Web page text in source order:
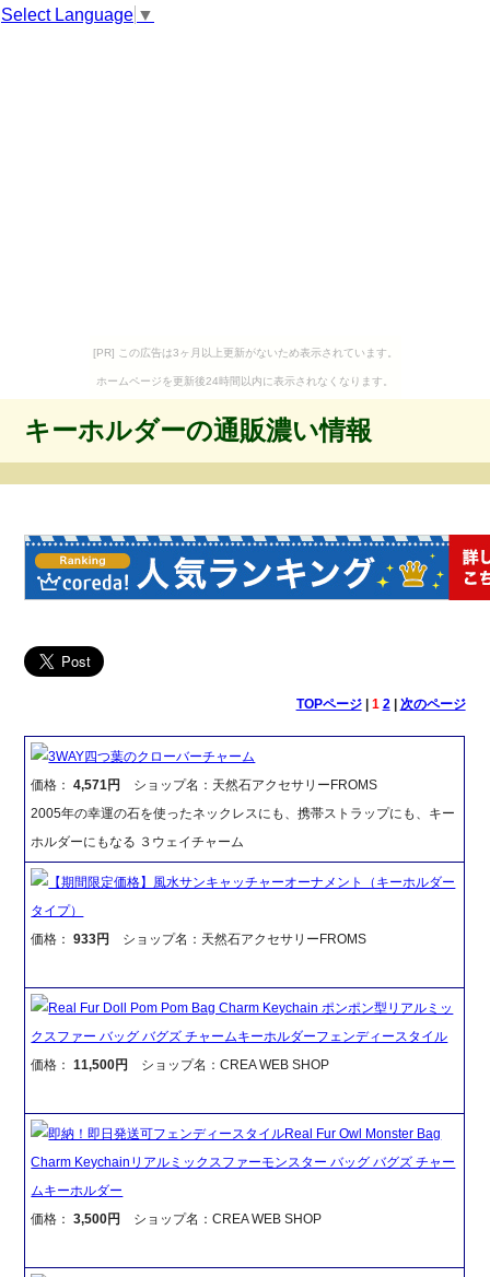
Select Language ▼
[PR] この広告は3ヶ月以上更新がないため表示されています。
ホームページを更新後24時間以内に表示されなくなります。
キーホルダーの通販濃い情報
TOPページ| 1 2| 次のページ
3WAY四つ葉のクローバーチャーム
価格：4,571円
ショップ名：天然石アクセサリーFROMS
2005年の幸運の石を使ったネックレスにも、携帯ストラップにも、キー
ホルダーにもなる ３ウェイチャーム
【期間限定価格】風水サンキャッチャーオーナメント（キーホルダー
タイプ）
価格：933円 ショップ名：天然石アクセサリーFROMS
Real Fur Doll Pom Pom Bag Charm Keychain ポンポン型リアルミッ
クスファー バッグ バグズ チャームキーホルダーフェンディースタイル
価格：11,500円 ショップ名：CREA WEB SHOP
即納！即日発送可フェンディースタイルReal Fur Owl Monster Bag
Charm Keychainリアルミックスファーモンスター バッグ バグズ チャー
ムキーホルダー
価格：3,500円 ショップ名：CREA WEB SHOP